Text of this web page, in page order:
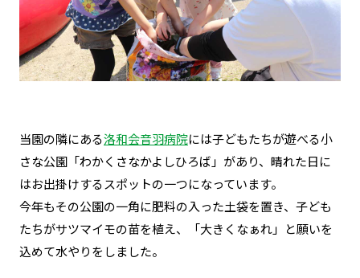
当園の隣にある洛和会音羽病院には子どもたちが遊べる小
さな公園「わかくさなかよしひろば 」があり、晴れた日に
はお出掛けするスポットの一つになっています。
今年もその公園の一角に肥料の入った土袋を置き、 子ども
たちがサツマイモの苗を植え、「大きくなぁれ」と願いを
込めて水やりをしました。